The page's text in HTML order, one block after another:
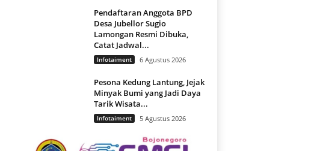
Pendaftaran Anggota BPD
Desa Jubellor Sugio
Lamongan Resmi Dibuka,
Catat Jadwal...
Infotaiment 6 Agustus 2026
Pesona Kedung Lantung, Jejak
Minyak Bumi yang Jadi Daya
Tarik Wisata...
Infotaiment 5 Agustus 2026